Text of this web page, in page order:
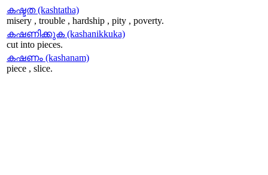
കഷ്ടത (kashtatha)
misery , trouble , hardship , pity , poverty.
കഷണിക്കുക (kashanikkuka)
cut into pieces.
കഷണം (kashanam)
piece , slice.